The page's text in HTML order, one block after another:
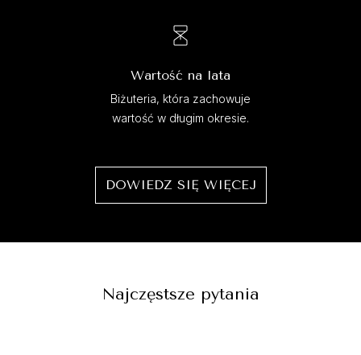
Wartość na lata
Biżuteria, która zachowuje
wartość w długim okresie.
DOWIEDZ SIĘ WIĘCEJ
Najczęstsze pytania